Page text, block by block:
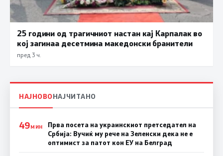
25 години од трагичниот настан кај Карпалак во
кој загинаа десетмина македонски бранители
пред 3 ч.
НАЈНОВОНАЈЧИТАНО
49МИН
Прва посета на украинскиот претседател на
Србија: Вучиќ му рече на Зеленски дека не е
оптимист за патот кон ЕУ на Белград